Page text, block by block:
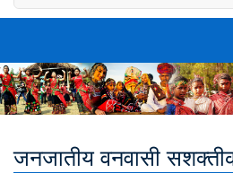
जनजातीय वनवासी